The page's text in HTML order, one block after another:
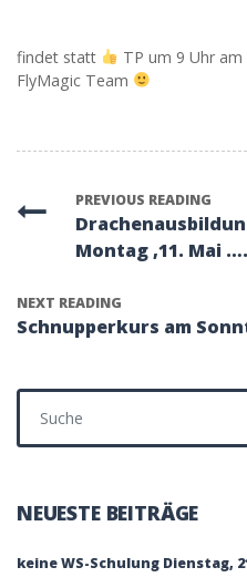
findet statt
TP um 9 Uhr am
FlyMagic Team
PREVIOUS READING
Montag ,11. Mai ….
NEXT READING
Schnupperkurs am
Suchen nach:
NEUESTE BEITRÄGE
keine WS-Schulung Dienstag,